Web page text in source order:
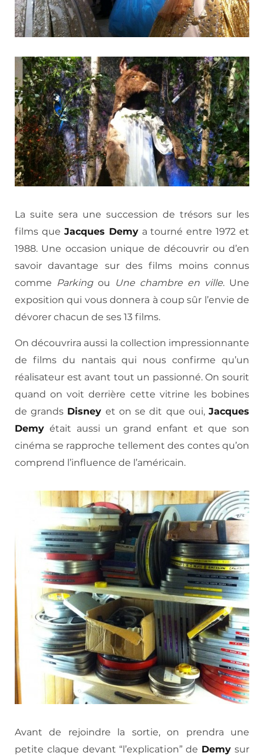
La suite sera une succession de trésors sur les
films que Jacques Demya tourné entre 1972 et
1988. Une occasion unique de découvrir ou d’en
savoir davantage sur des films moins connus
comme Parkingou Une chambre en ville. Une
exposition qui vous donnera à coup sûr l’envie de
dévorer chacun de ses 13 films.
On découvrira aussi la collection impressionnante
de films du nantais qui nous confirme qu’un
réalisateur est avant tout un passionné. On sourit
quand on voit derrière cette vitrine les bobines
de grands Disney et on se dit que oui,Jacques
Demy était aussi un grand enfant et que son
cinéma se rapproche tellement des contes qu’on
comprend l’influence de l’américain.
Avant de rejoindre la sortie, on prendra une
petite claque devant “l’explication” de Demy sur